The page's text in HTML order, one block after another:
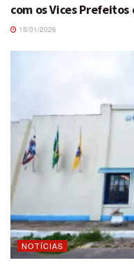
com os Vices
15/01/2026
NOTÍCIAS